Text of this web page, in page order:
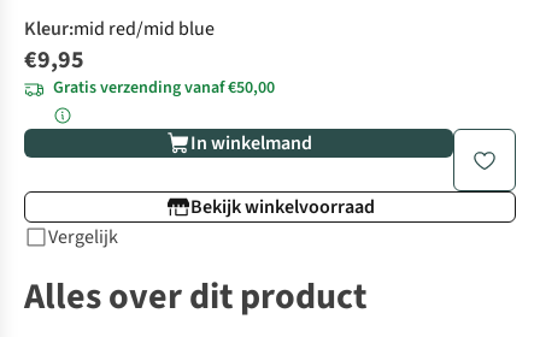
Kleur:mid red/mid blue
€9,95
Gratis verzending vanaf €50,00
In winkelmand
Bekijk winkelvoorraad
Vergelijk
Alles over dit product